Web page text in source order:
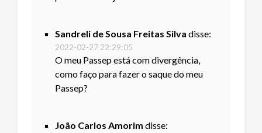
Sandreli de Sousa Freitas Silva disse:
2022-02-27 22:29:05
O meu Passep está com divergência,
como faço para fazer o saque do meu
Passep?
João Carlos Amorim disse: